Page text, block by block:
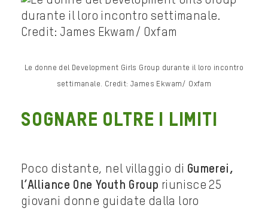
Le donne del Development Girls Group durante il loro incontro
settimanale. Credit: James Ekwam/ Oxfam
SOGNARE OLTRE I LIMITI
Poco distante, nel villaggio di Gumerei,
l’Alliance One Youth Group riunisce 25
giovani donne guidate dalla loro